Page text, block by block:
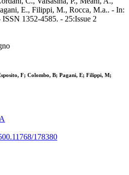
E., Filippi, M., Rocca, M.a.. - In:
1352-4585. - 25:Issue 2
F; Colombo, B; Pagani, E; Filippi, M;
178380